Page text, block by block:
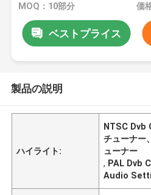
MOQ：10部分 価
ベストプライス
製品の説明
ハイライト:
NTSC Dvb
チューナー
ューナー
, PAL Dvb
Audio